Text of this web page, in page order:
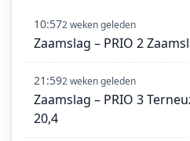
10:572 weken geleden
Zaamslag – PRIO 2
21:592 weken geleden
Zaamslag – PRIO 3
20,4